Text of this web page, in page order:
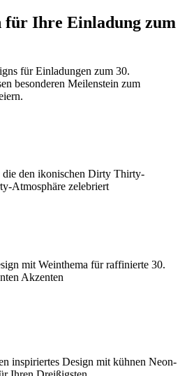
für Ihre Einladung zum
für Einladungen zum 30.
besonderen Meilenstein zum
die den ikonischen Dirty Thirty-
Atmosphäre zelebriert
mit Weinthema für raffinierte 30.
Akzenten
inspiriertes Design mit kühnen Neon-